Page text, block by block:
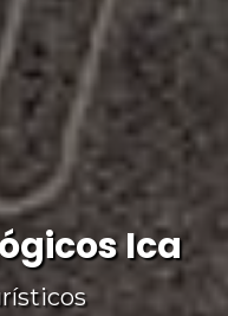
Ica